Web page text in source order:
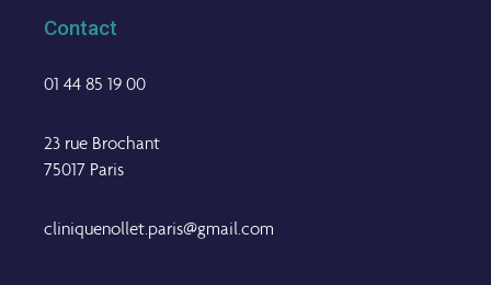
Contact
01 44 85 19 00
23 rue Brochant
75017 Paris
cliniquenollet.paris@gmail.com